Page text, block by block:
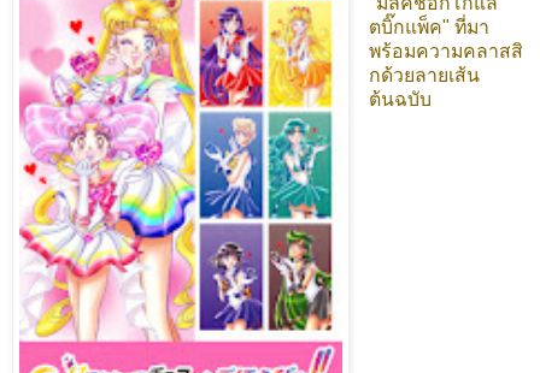
ตบิ๊กแพ็ค" ที่มา
พร้อมความคลาสสิ
กด้วยลายเส้น
ต้นฉบับ